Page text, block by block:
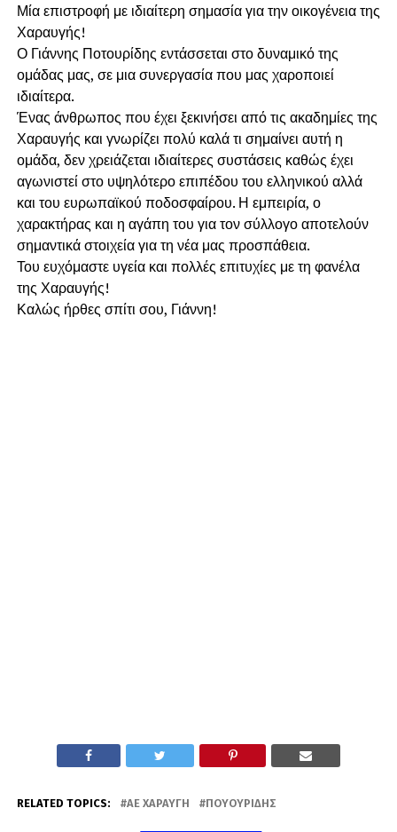
Μία επιστροφή με ιδιαίτερη σημασία για την οικογένεια της
Χαραυγής!
Ο Γιάννης Ποτουρίδης εντάσσεται στο δυναμικό της
ομάδας μας, σε μια συνεργασία που μας χαροποιεί
ιδιαίτερα.
Ένας άνθρωπος που έχει ξεκινήσει από τις ακαδημίες της
Χαραυγής και γνωρίζει πολύ καλά τι σημαίνει αυτή η
ομάδα, δεν χρειάζεται ιδιαίτερες συστάσεις καθώς έχει
αγωνιστεί στο υψηλότερο επιπέδου του ελληνικού αλλά
και του ευρωπαϊκού ποδοσφαίρου. Η εμπειρία, ο
χαρακτήρας και η αγάπη του για τον σύλλογο αποτελούν
σημαντικά στοιχεία για τη νέα μας προσπάθεια.
Του ευχόμαστε υγεία και πολλές επιτυχίες με τη φανέλα
της Χαραυγής!
Καλώς ήρθες σπίτι σου, Γιάννη!
RELATED TOPICS: ΑΕ ΧΑΡΑΥΓΉ ΠΟΥΟΥΡΊΔΗΣ